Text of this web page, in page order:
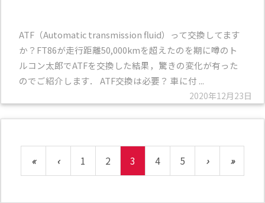
2020年12月23日
ATF（Automatic transmission fluid）って交換してます
か？FT86が走行距離50,000kmを超えたのを期に噂のト
ルコン太郎でATFを交換した結果，驚きの変化が有った
のでご紹介します． ATF交換は必要？ 車に付 ...
« ‹ 1 2 3 4 5 › »